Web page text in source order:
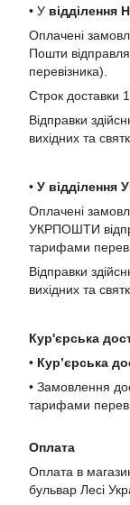
• У відділення
Оплачені
Пошти
перевізника).
Строк доставки
Відправки
вихідних та
• У в
Оплачені
УКРПОШТИ
тарифами
Відправки
вихідних та
Кур'єрська
• Кур’єрська
• Замовлення
тарифами
Оплата
Оплата в
бульвар Лесі